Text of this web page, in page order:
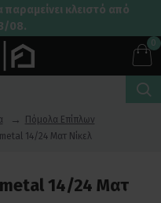
κλειστό από
08.
0
Πόμολα Επίπλων
14/24 Ματ Νίκελ
14/24 Ματ